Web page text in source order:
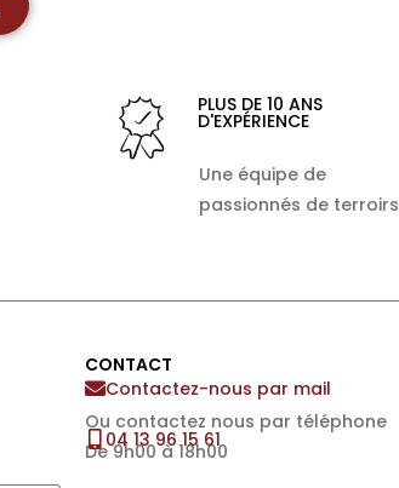
PLUS DE 10 ANS
D'EXPÉRIENCE
Une équipe de
passionnés de terroirs
CONTACT
Contactez-nous par mail
Ou contactez nous par téléphone
De 9h00 à 18h00
04 13 96 15 61